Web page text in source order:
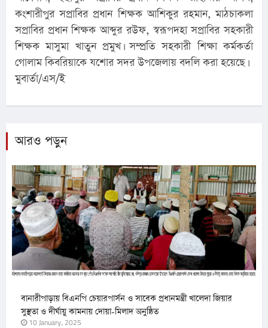
কংশারীপুর সপ্রাবির প্রধান শিক্ষক আশিকুর রহমান, মাঠচাকলা
সপ্রাবির প্রধান শিক্ষক আব্দুর রউফ, স্বরূপদহা সপ্রাবির সহকারী
শিক্ষক মাসুমা খাতুন প্রমুখ। সম্প্রতি সহকারী শিক্ষা কর্মকর্তা
গোলাম কিবরিয়াকে যশোর সদর উপজেলায় বদলি করা হয়েছে।
মুবার্তা/এস/ই
আরও পড়ুন
বানারীপাড়ায় বিএনপি চেয়ারপার্সন ও সাবেক প্রধানমন্ত্রী খালেদা জিয়ার
সুস্থতা ও দীর্ঘায়ু কামনায় দোয়া-মিলাদ অনুষ্ঠিত
10 January, 2025